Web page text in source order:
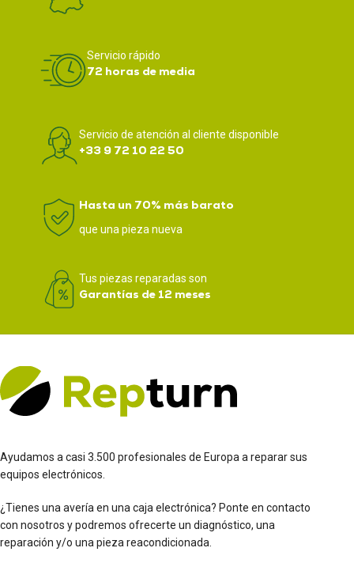
Servicio rápido
72 horas de media
Servicio de atención al cliente disponible
+33 9 72 10 22 50
Hasta un 70% más barato
que una pieza nueva
Tus piezas reparadas son
Garantías de 12 meses
Ayudamos a casi 3.500 profesionales de Europa a reparar sus
equipos electrónicos.
¿Tienes una avería en una caja electrónica? Ponte en contacto
con nosotros y podremos ofrecerte un diagnóstico, una
reparación y/o una pieza reacondicionada.